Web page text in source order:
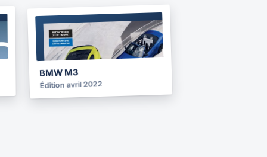
BROCHURE
2022
BMW M3
Édition avril 2022